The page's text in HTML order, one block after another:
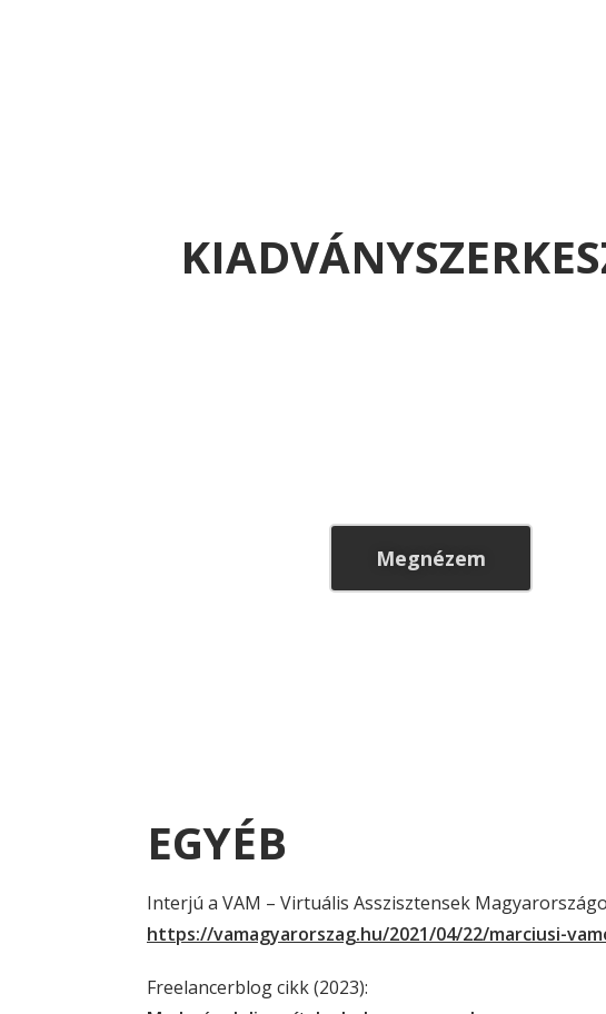
Megnézem
EGYÉB
Interjú a VAM – Virtuális Asszisztensek
https://vamagyarorszag.hu/2021/04/22/marciusi-
Freelancerblog cikk (2023):